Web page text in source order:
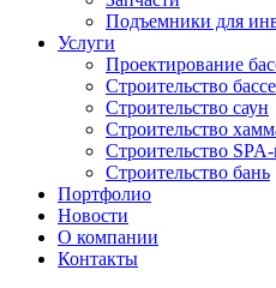
Подъемники для
Услуги
Проектирование
Строительство
Строительство саун
Строительство
Строительство
Строительство бань
Портфолио
Новости
O компании
Контакты